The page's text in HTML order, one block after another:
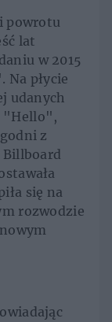
powrotu
lat
w 2015
płycie
udanych
"Hello",
z
się na
rozwodzie